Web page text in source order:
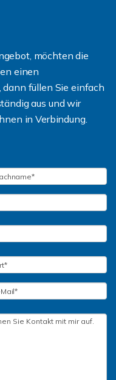
möchten die
einen
füllen Sie einfach
aus und wir
in Verbindung.